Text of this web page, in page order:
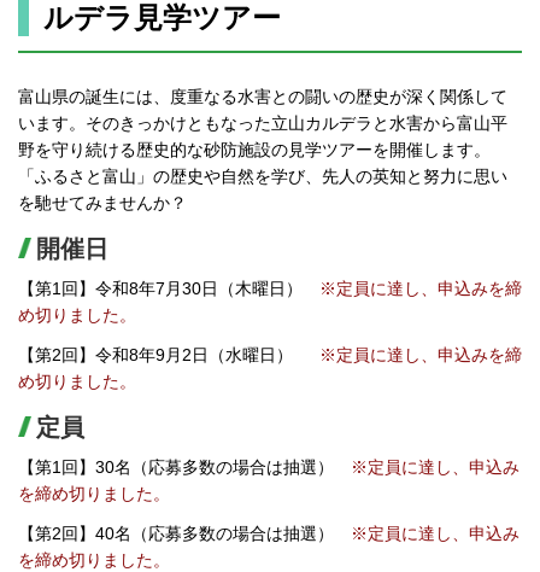
ルデラ見学ツアー
富山県の誕生には、度重なる水害との闘いの歴史が深く関係して
います。そのきっかけともなった立山カルデラと水害から富山平
野を守り続ける歴史的な砂防施設の見学ツアーを開催します。
「ふるさと富山」の歴史や自然を学び、先人の英知と努力に思い
を馳せてみませんか？
開催日
【第1回】令和8年7月30日（木曜日）
※定員に達し、申込みを締
め切りました。
【第2回】令和8年9月2日（水曜日）
※定員に達し、申込みを締
め切りました。
定員
【第1回】30名（応募多数の場合は抽選）
※定員に達し、申込み
を締め切りました。
【第2回】40名（応募多数の場合は抽選）
※定員に達し、申込み
を締め切りました。